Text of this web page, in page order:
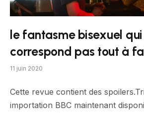
le fantasme bisexuel
correspond pas tout à
11 juin 2020
Cette revue contient des
importation BBC maintenant